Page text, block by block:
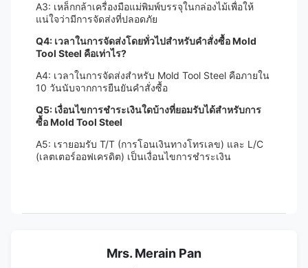
A3: เหล็กกล้าเครื่องมือแม่พิมพ์บรรจุในกล่องไม้เพื่อให้
แน่ใจว่ามีการจัดส่งที่ปลอดภัย
Q4: เวลาในการจัดส่งโดยทั่วไปสำหรับคำสั่งซื้อ Mold
Tool Steel คือเท่าไร?
A4: เวลาในการจัดส่งสำหรับ Mold Tool Steel คือภายใน
10 วันนับจากการยืนยันคำสั่งซื้อ
Q5: เงื่อนไขการชำระเงินใดบ้างที่ยอมรับได้สำหรับการ
ซื้อ Mold Tool Steel
A5: เรายอมรับ T/T (การโอนเงินทางโทรเลข) และ L/C
(เลตเตอร์ออฟเครดิต) เป็นเงื่อนไขการชำระเงิน
Mrs. Merain Pan